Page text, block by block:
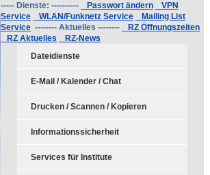
----- Dienste: ----------
Passwort ändern
VPN
Service
WLAN/Funknetz Service
Mailing List
Service -------- Aktuelles --------
RZ Öffnungszeiten
RZ Aktuelles
RZ-News
Dateidienste
E-Mail / Kalender / Chat
Drucken / Scannen / Kopieren
Informationssicherheit
Services für Institute